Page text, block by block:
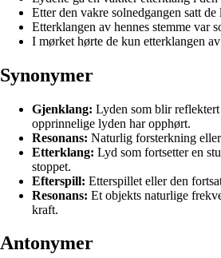
Etter den vakre solnedgangen satt
Etterklangen av hennes stemme var
I mørket hørte de kun etterklangen
Synonymer
Gjenklang: Lyden som blir
opprinnelige lyden har opphørt.
Resonans: Naturlig forsterkning
Etterklang: Lyd som fortsetter en
stoppet.
Efterspill: Etterspillet eller den
Resonans: Et objekts naturlige
kraft.
Antonymer